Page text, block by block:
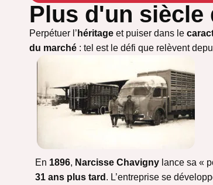
Plus d'un siècle
Perpétuer l’ héritage et puiser dans le
du marché : tel est le défi que relèvent
En 1896, Narcisse Chavigny lance sa «
31 ans plus tard . L’entreprise se